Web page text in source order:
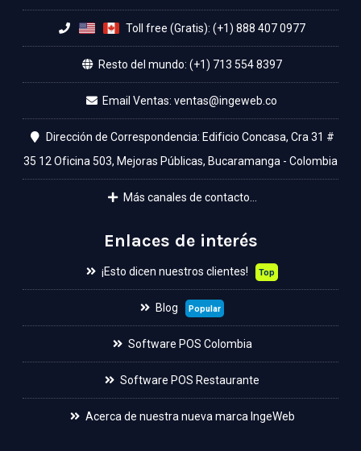
Toll free (Gratis): (+1) 888 407 0977
Resto del mundo: (+1) 713 554 8397
Email Ventas:
Dirección de Correspondencia: Edificio Concasa, Cra 31 #
35 12 Oficina 503, Mejoras Públicas, Bucaramanga - Colombia
Más canales de contacto...
Enlaces de interés
¡Esto dicen nuestros clientes! Top
Blog Popular
Software POS Colombia
Software POS Restaurante
Acerca de nuestra nueva marca IngeWeb